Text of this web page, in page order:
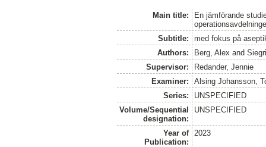
Main title:
En jämförande
Subtitle:
med fokus på
Authors:
Berg, Alex and
Supervisor:
Redander, Jennie
Examiner:
Alsing Johansson,
Series:
UNSPECIFIED
Volume/Sequential
designation:
UNSPECIFIED
Year of
Publication:
2023